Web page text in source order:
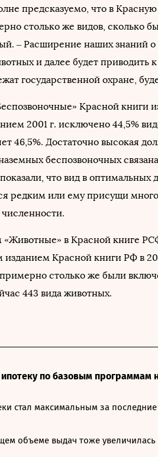
предсказуемо, что в Красную
столько же видов, сколько
– Расширение наших знаний
и далее будет приводить к
государственной охране,
Красной книги
2001 г. исключено 44,5%
46,5%. Достаточно высокая
беспозвоночных
что вид в оптимальных
редким или ему присущи
«Животные» в Красной книге
изданием Красной книги РФ в
столько же были
443 вида животных.
по базовым программам
стал максимальным за последние
объеме выдач тоже